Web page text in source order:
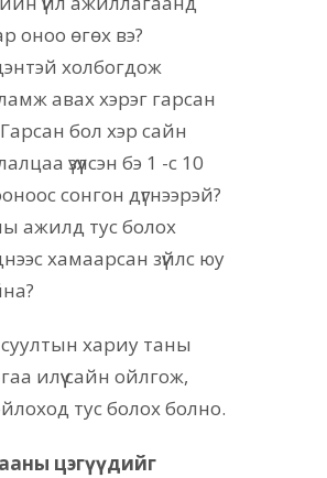
оноо өгөх вэ?
холбогдож
авах хэрэг гарсан
бол хэр сайн
үзүүлсэн бэ 1 -с 10
сонгон дүгнээрэй?
ажилд тус болох
хамаарсан зүйлс юу
хариу таны
илүү сайн ойлгож,
тус болох болно.
цэгүүдийг